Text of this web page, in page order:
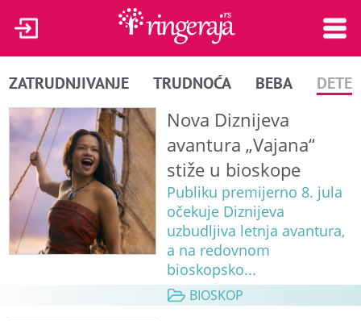
ZATRUDNJIVANJE TRUDNOĆA BEBA DETE
Nova Diznijeva
avantura „Vajana“
stiže u bioskope
Publiku premijerno 8. jula
očekuje Diznijeva
uzbudljiva letnja avantura,
a na redovnom
bioskopsko...
BIOSKOP